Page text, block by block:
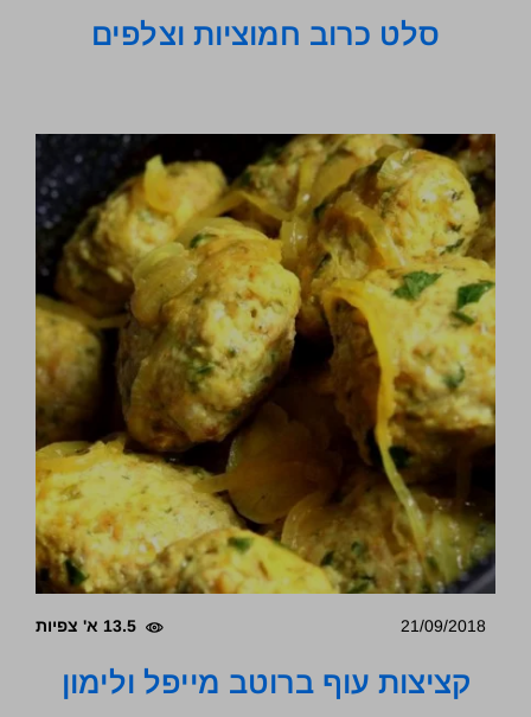
סלט כרוב חמוציות וצלפים
21/09/2018 13.5 א' צפיות
קציצות עוף ברוטב מייפל ולימון